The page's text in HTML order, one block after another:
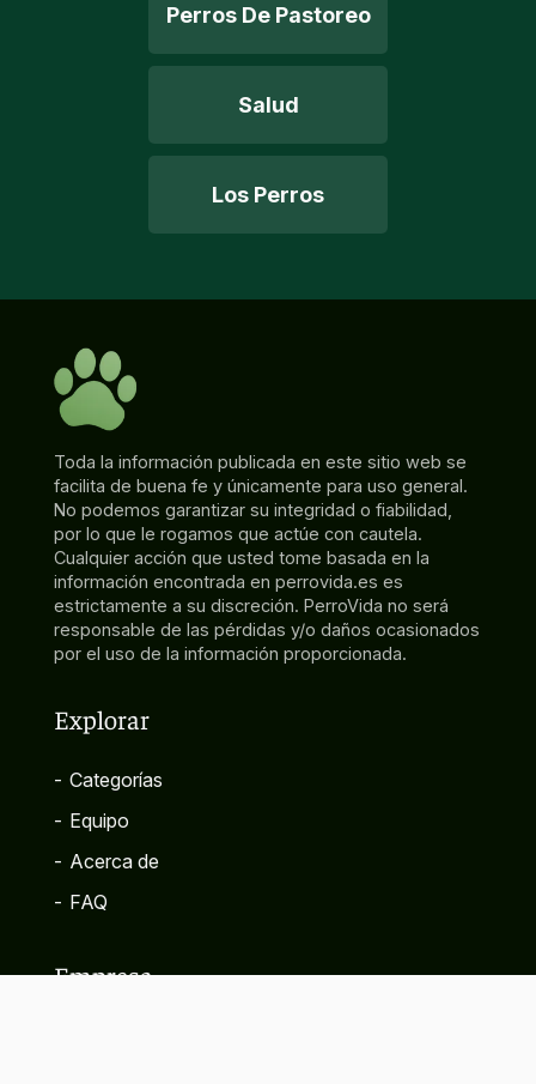
Perros De Pastoreo
Salud
Los Perros
Toda la información publicada en este sitio web se
facilita de buena fe y únicamente para uso general.
No podemos garantizar su integridad o fiabilidad,
por lo que le rogamos que actúe con cautela.
Cualquier acción que usted tome basada en la
información encontrada en perrovida.es es
estrictamente a su discreción. PerroVida no será
responsable de las pérdidas y/o daños ocasionados
por el uso de la información proporcionada.
Explorar
- Categorías
- Equipo
- Acerca de
- FAQ
Empresa